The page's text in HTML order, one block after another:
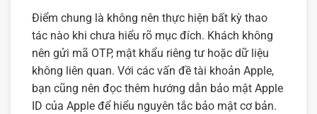
Điểm chung là không nên thực hiện bất kỳ thao
tác nào khi chưa hiểu rõ mục đích. Khách không
nên gửi mã OTP, mật khẩu riêng tư hoặc dữ liệu
không liên quan. Với các vấn đề tài khoản Apple,
bạn cũng nên đọc thêm hướng dẫn bảo mật Apple
ID của Apple để hiểu nguyên tắc bảo mật cơ bản.